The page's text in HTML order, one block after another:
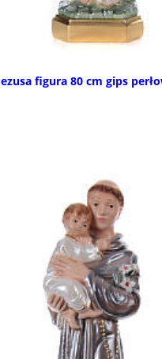
figura 80 cm gips